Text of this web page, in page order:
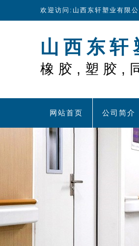
欢迎访问:山西东轩塑业有限
山西东轩
橡胶,塑胶,
网站首页 公司简介